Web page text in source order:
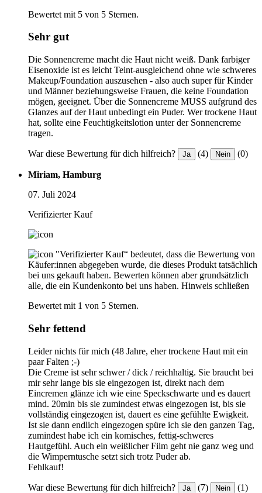
Bewertet mit 5 von 5 Sternen.
Sehr gut
Die Sonnencreme macht die Haut nicht weiß. Dank farbiger
Eisenoxide ist es leicht Teint-ausgleichend ohne wie schweres
Makeup/Foundation auszusehen - also auch super für Kinder
und Männer beziehungsweise Frauen, die keine Foundation
mögen, geeignet. Über die Sonnencreme MUSS aufgrund des
Glanzes auf der Haut unbedingt ein Puder. Wer trockene Haut
hat, sollte eine Feuchtigkeitslotion unter der Sonnencreme
tragen.
War diese Bewertung für dich hilfreich? Ja (4) Nein (0)
Miriam, Hamburg
07. Juli 2024
Verifizierter Kauf
"Verifizierter Kauf“ bedeutet, dass die Bewertung von
Käufer:innen abgegeben wurde, die dieses Produkt tatsächlich
bei uns gekauft haben. Bewerten können aber grundsätzlich
alle, die ein Kundenkonto bei uns haben. Hinweis schließen
Bewertet mit 1 von 5 Sternen.
Sehr fettend
Leider nichts für mich (48 Jahre, eher trockene Haut mit ein
paar Falten ;-)
Die Creme ist sehr schwer / dick / reichhaltig. Sie braucht bei
mir sehr lange bis sie eingezogen ist, direkt nach dem
Eincremen glänze ich wie eine Speckschwarte und es dauert
mind. 20min bis sie zumindest etwas eingezogen ist, bis sie
vollständig eingezogen ist, dauert es eine gefühlte Ewigkeit.
Ist sie dann endlich eingezogen spüre ich sie den ganzen Tag,
zumindest habe ich ein komisches, fettig-schweres
Hautgefühl. Auch ein weißlicher Film geht nie ganz weg und
die Wimperntusche setzt sich trotz Puder ab.
Fehlkauf!
War diese Bewertung für dich hilfreich? Ja (7) Nein (1)